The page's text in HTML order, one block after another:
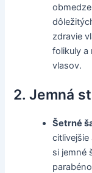
zdravie
folikuly a
vlasov.
2. Jemná
Šetrné
si jemné